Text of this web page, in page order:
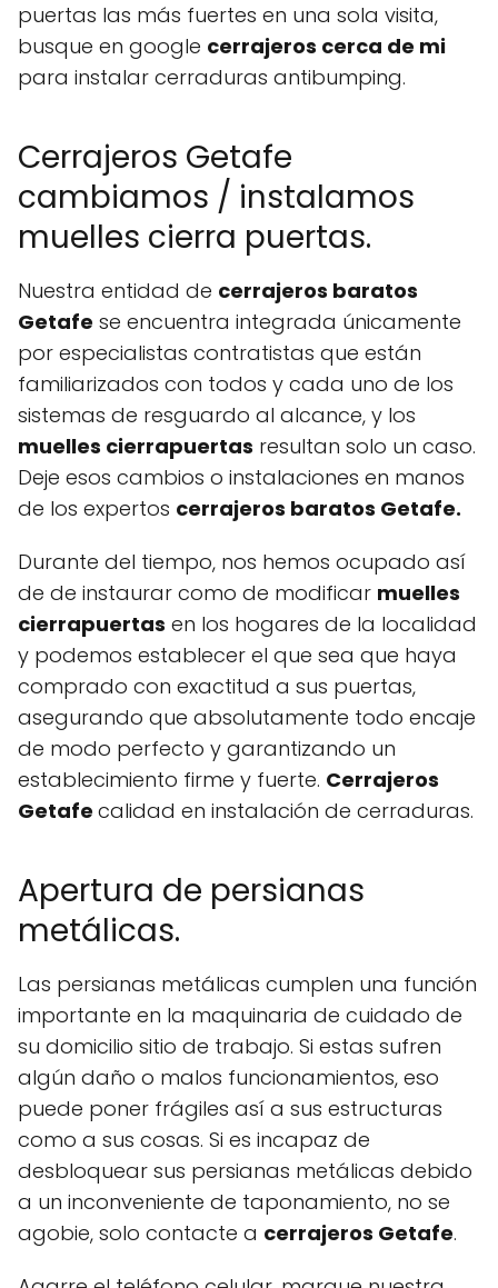
puertas las más fuertes en una sola visita,
busque en google cerrajeros cerca de mi
para instalar cerraduras antibumping.
Cerrajeros Getafe
cambiamos / instalamos
muelles cierra puertas.
Nuestra entidad de cerrajeros baratos
Getafe se encuentra integrada únicamente
por especialistas contratistas que están
familiarizados con todos y cada uno de los
sistemas de resguardo al alcance, y los
muelles cierrapuertas resultan solo un caso.
Deje esos cambios o instalaciones en manos
de los expertos cerrajeros baratos Getafe.
Durante del tiempo, nos hemos ocupado así
de de instaurar como de modificar muelles
cierrapuertas en los hogares de la localidad
y podemos establecer el que sea que haya
comprado con exactitud a sus puertas,
asegurando que absolutamente todo encaje
de modo perfecto y garantizando un
establecimiento firme y fuerte. Cerrajeros
Getafe calidad en instalación de cerraduras.
Apertura de persianas
metálicas.
Las persianas metálicas cumplen una función
importante en la maquinaria de cuidado de
su domicilio sitio de trabajo. Si estas sufren
algún daño o malos funcionamientos, eso
puede poner frágiles así a sus estructuras
como a sus cosas. Si es incapaz de
desbloquear sus persianas metálicas debido
a un inconveniente de taponamiento, no se
agobie, solo contacte a cerrajeros Getafe.